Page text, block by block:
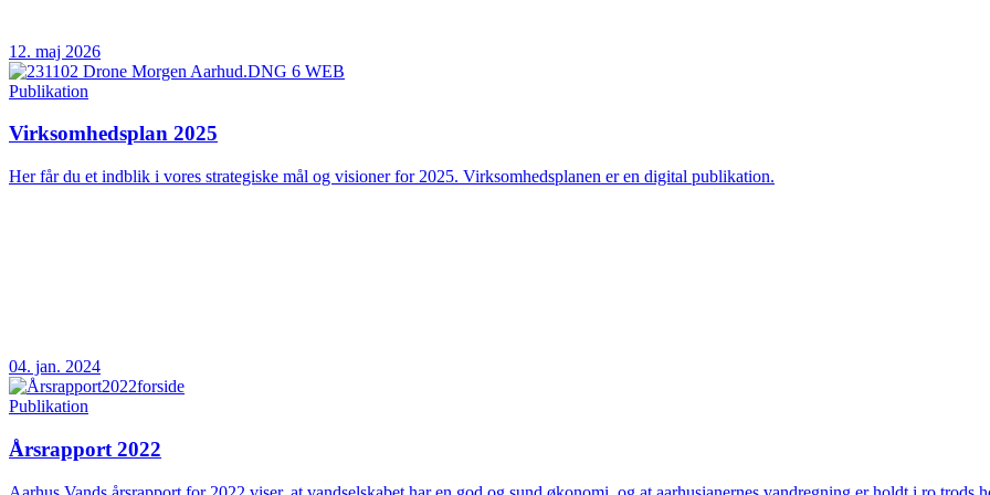
12. maj 2026
Publikation
Virksomhedsplan 2025
Her får du et indblik i vores strategiske mål og visioner for 2025. Virksomhedsplanen er en digital publikation.
04. jan. 2024
Publikation
Årsrapport 2022